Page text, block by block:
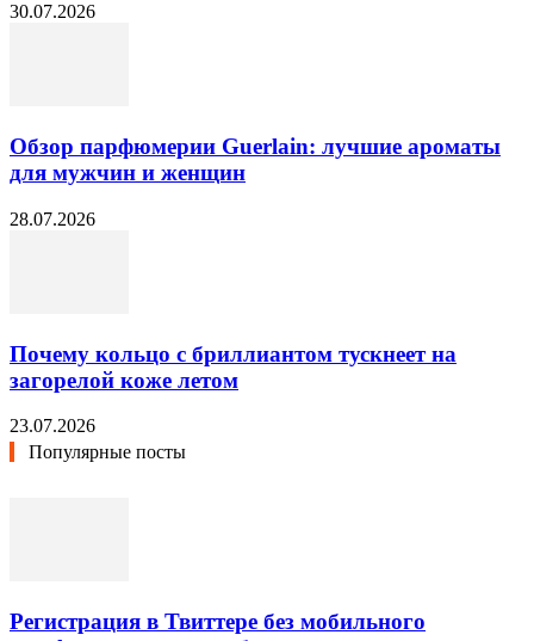
30.07.2026
Обзор парфюмерии Guerlain: лучшие ароматы
для мужчин и женщин
28.07.2026
Почему кольцо с бриллиантом тускнеет на
загорелой коже летом
23.07.2026
Популярные посты
Регистрация в Твиттере без мобильного